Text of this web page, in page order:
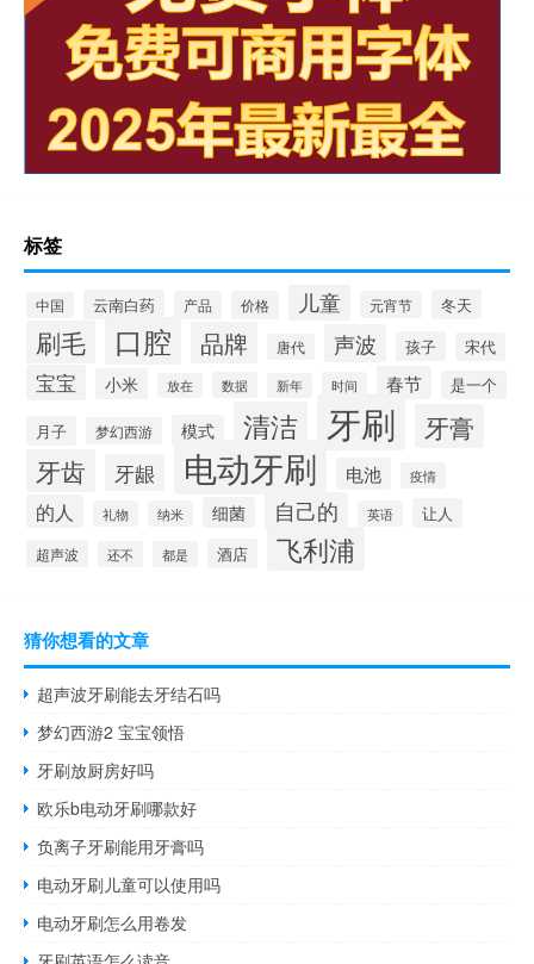
标签
中国 云南白药 产品 价格 儿童 元宵节 冬天
刷毛 口腔 品牌 唐代 声波 孩子 宋代
宝宝 小米 放在 数据 新年 时间 春节 是一个
月子 梦幻西游 模式 清洁 牙刷 牙膏
牙齿 牙龈 电动牙刷 电池 疫情
的人 礼物 纳米 细菌 自己的 英语 让人
超声波 还不 都是 酒店 飞利浦
猜你想看的文章
超声波牙刷能去牙结石吗
梦幻西游2 宝宝领悟
牙刷放厨房好吗
欧乐b电动牙刷哪款好
负离子牙刷能用牙膏吗
电动牙刷儿童可以使用吗
电动牙刷怎么用卷发